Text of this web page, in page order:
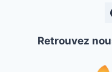
Retrouvez